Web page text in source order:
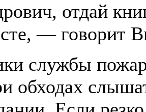
отдай
— говорит
службы
обходах